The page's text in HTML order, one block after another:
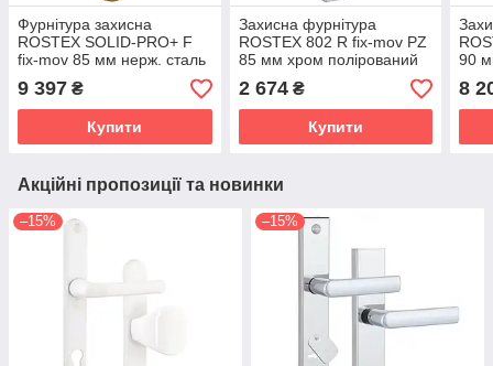
Фурнітура захисна
ROSTEX SOLID-PRO+ F
fix-mov 85 мм нерж. сталь
матовий титан pvd 13 мм
(Чехія)
9 397 ₴
Купити
Захисна фурнітура
ROSTEX 802 R fix-mov PZ
85 мм хром полірований
2 674₴
Купити
90
8
Акційні пропозиції та новинки
–15% –15%